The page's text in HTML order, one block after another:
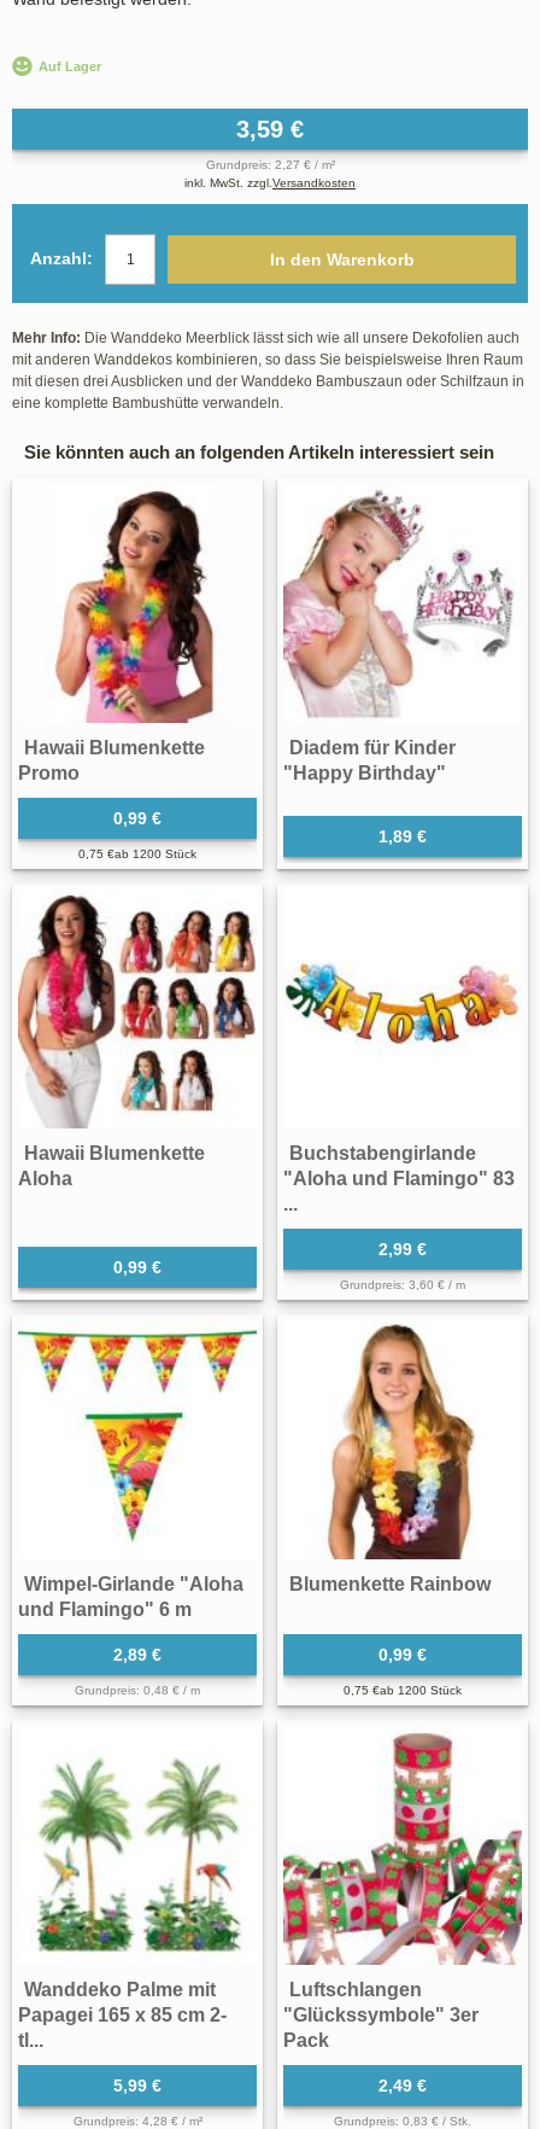
Auf Lager
3,59 €
Grundpreis: 2,27 € / m²
inkl. MwSt. zzgl. Versandkosten
Anzahl: In den Warenkorb
Mehr Info: Die Wanddeko Meerblick lässt sich wie all unsere Dekofolien auch
mit anderen Wanddekos kombinieren, so dass Sie beispielsweise Ihren Raum
mit diesen drei Ausblicken und der Wanddeko Bambuszaun oder Schilfzaun in
eine komplette Bambushütte verwandeln.
Sie könnten auch an folgenden Artikeln interessiert sein
Hawaii Blumenkette
Promo
0,99 €
0,75 €ab 1200 Stück
Diadem für Kinder
"Happy Birthday"
1,89 €
Hawaii Blumenkette
Aloha
0,99 €
Buchstabengirlande
"Aloha und Flamingo" 83
...
2,99 €
Grundpreis: 3,60 € / m
Wimpel-Girlande "Aloha
und Flamingo" 6 m
2,89 €
Grundpreis: 0,48 € / m
Blumenkette Rainbow
0,99 €
0,75 €ab 1200 Stück
Wanddeko Palme mit
Papagei 165 x 85 cm 2-
tl...
5,99 €
Grundpreis: 4,28 € / m²
Luftschlangen
"Glückssymbole" 3er
Pack
2,49 €
Grundpreis: 0,83 € / Stk.